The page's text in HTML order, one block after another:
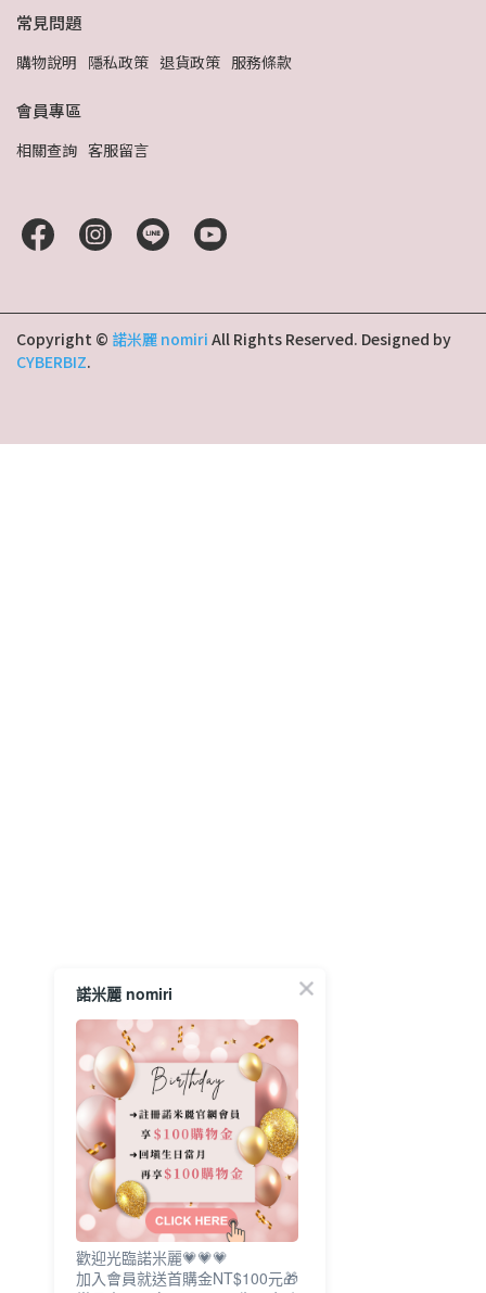
常見問題
購物說明 隱私政策 退貨政策 服務條款
會員專區
相關查詢 客服留言
Copyright © 諾米麗 nomiri All Rights Reserved. Designed by
CYBERBIZ.
諾米麗 nomiri
歡迎光臨諾米麗💗💗💗
加入會員就送首購金NT$100元🎁